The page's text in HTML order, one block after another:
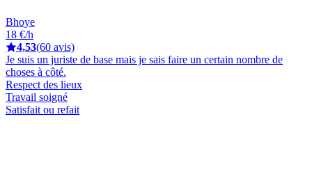
Bhoye
18 €/h
4,53(60 avis)
Je suis un juriste de base mais je sais faire un certain nombre de
choses à côté.
Respect des lieux
Travail soigné
Satisfait ou refait